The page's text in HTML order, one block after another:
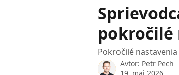
pokročilé
Pokročilé nastavenia
Avtor: Petr Pech